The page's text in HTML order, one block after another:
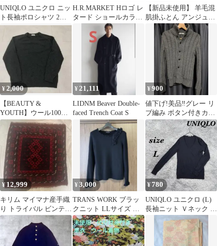
UNIQLO ユニクロ ニッ
ト長袖ポロシャツ 2枚
セット グレー ブラック
H.R.MARKET Hロゴ レ
タード ショールカラー
ベスト カーディガン L
【新品未使用】 羊毛混
肌掛ふとん アンジュ
140×190 シングル 日本
¥2,000
【BEAUTY &
YOUTH】ウール100%
クルーネックニット S
サイズ
¥21,111
LIDNM Beaver Double-
faced Trench Coat S
¥900
値下げ!美品‼︎グレー リ
ブ編み ボタン付きカー
ディガン セーター
K516
¥ 12,999
キリム マイマナ産手織
り トライバル ビンテー
ジ 96x99cm maimana
¥3,000
TRANS WORK ブラッ
クニット LLサイズ フ
リル付き
¥780
UNIQLO ユニクロ (L)
長袖ニット Ｖネック シ
ンプル ウール100％